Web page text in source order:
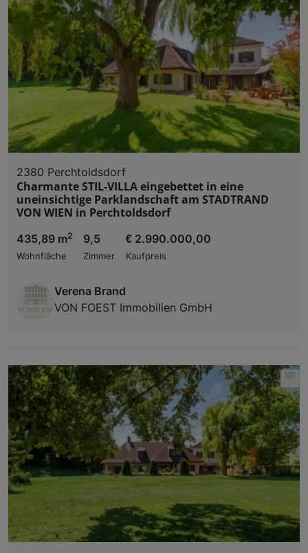
2380 Perchtoldsdorf
Charmante STIL-VILLA eingebettet in eine
uneinsichtige Parklandschaft am STADTRAND
VON WIEN in Perchtoldsdorf
435,89 m2
Wohnfläche
9,5
Zimmer
€ 2.990.000,00
Kaufpreis
Verena Brand
VON FOEST Immobilien GmbH